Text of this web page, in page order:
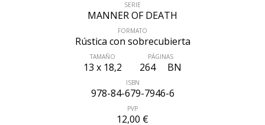
SERIE
MANNER OF DEATH
FORMATO
Rústica con sobrecubierta
TAMAÑO
13 x 18,2
PÁGINAS
264 BN
ISBN
978-84-679-7946-6
PVP
12,00 €